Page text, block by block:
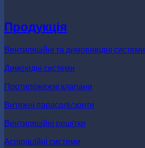
Продукція
Вентиляційні та димовивідні системи
Димохідні системи
Протипожежні клапани
Витяжні парасолі/зонти
Вентиляційні решітки
Аспіраційні системи